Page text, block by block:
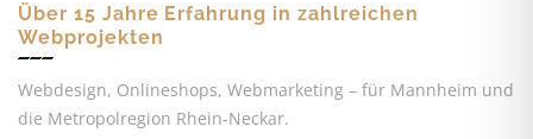
Über 15 Jahre Erfahrung in zahlreichen
Webprojekten
Webdesign, Onlineshops, Webmarketing – für Mannheim und
die Metropolregion Rhein-Neckar.